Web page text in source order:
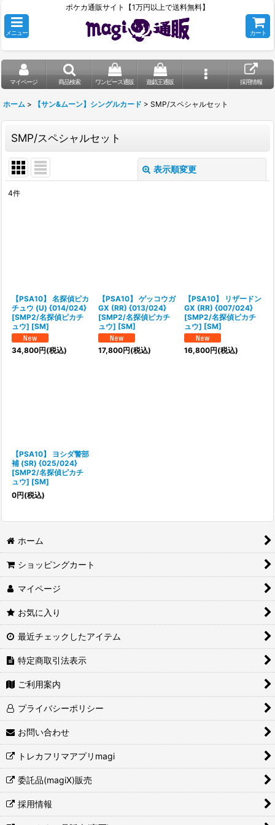
ポケカ通販サイト【1万円以上で送料無料】
メニュー カート
マイページ 商品検索 ワンピース通販 遊戯王通販 採用情報
ホーム > 【サン&ムーン】シングルカード > SMP/スペシャルセット
SMP/スペシャルセット
表示順変更
絞り込む
4件
【PSA10】 名探偵ピカ
チュウ (U) {014/024}
[SMP2/名探偵ピカチ
ュウ] [SM]
34,800円(税込)
【PSA10】 ゲッコウガ
GX (RR) {013/024}
[SMP2/名探偵ピカチ
ュウ] [SM]
17,800円(税込)
【PSA10】 リザードン
GX (RR) {007/024}
[SMP2/名探偵ピカチ
ュウ] [SM]
16,800円(税込)
【PSA10】 ヨシダ警部
補 (SR) {025/024}
[SMP2/名探偵ピカチ
ュウ] [SM]
0円(税込)
ホーム
ショッピングカート
マイページ
お気に入り
最近チェックしたアイテム
特定商取引法表示
ご利用案内
プライバシーポリシー
お問い合わせ
トレカフリマアプリmagi
委託品(magiX)販売
採用情報